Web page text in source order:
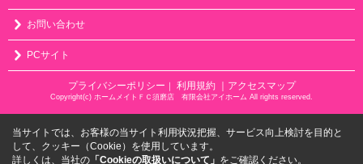
お問い合わせ
PCサイト
プライバシーポリシー ｜ 利用規約 ｜アクセスマップ
Copyright(c) ホームメイトＦＣ須磨店 有限会社アイホーム All rights reserved.
当サイトでは、お客様の当サイト利用状況把握、サービス向上検討を目的と
して、クッキー（Cookie）を使用しています。
詳しくは、当社の 「Cookieの取扱いについて」 をご確認ください。